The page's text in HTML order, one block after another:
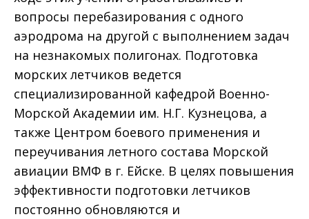
вопросы перебазирования с одного
аэродрома на другой с выполнением задач
на незнакомых полигонах. Подготовка
морских летчиков ведется
специализированной кафедрой Военно-
Морской Академии им. Н.Г. Кузнецова, а
также Центром боевого применения и
переучивания летного состава Морской
авиации ВМФ в г. Ейске. В целях повышения
эффективности подготовки летчиков
постоянно обновляются и